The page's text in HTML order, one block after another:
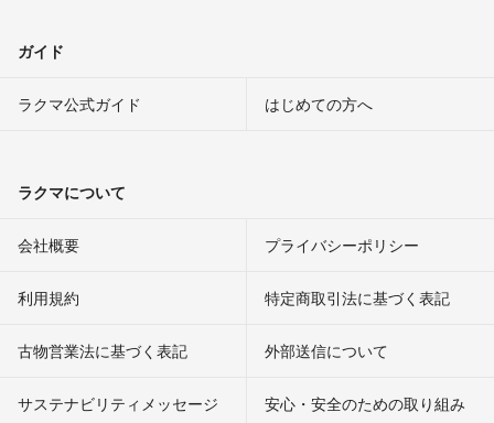
ガイド
ラクマ公式ガイド はじめての方へ
ラクマについて
会社概要 プライバシーポリシー
利用規約 特定商取引法に基づく表記
古物営業法に基づく表記 外部送信について
サステナビリティメッセージ 安心・安全のための取り組み